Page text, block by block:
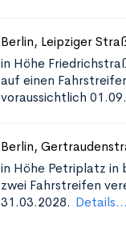
Berlin, Leipziger
in Höhe
auf einen
voraussichtlich
Berlin,
in Höhe Petriplatz in
zwei Fahrstreifen
31.03.2028. Details...